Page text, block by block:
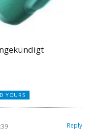
YOURS
Reply